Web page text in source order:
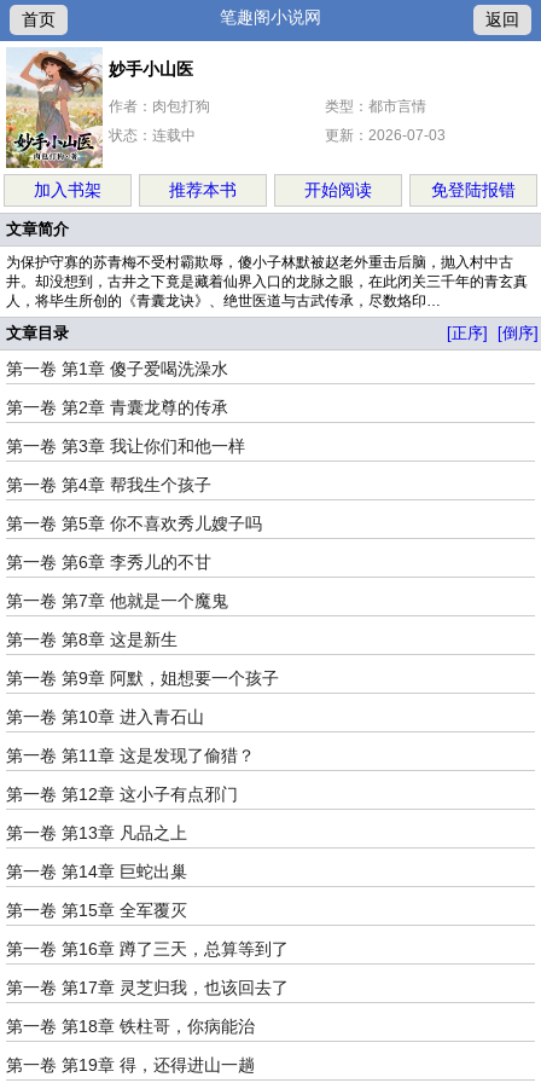
首页 笔趣阁小说网 返回
妙手小山医
作者：肉包打狗
类型：都市言情
状态：连载中
更新：2026-07-03
加入书架 推荐本书 开始阅读 免登陆报错
文章简介
为保护守寡的苏青梅不受村霸欺辱，傻小子林默被赵老外重击后脑，抛入村中古
井。却没想到，古井之下竟是藏着仙界入口的龙脉之眼，在此闭关三千年的青玄真
人，将毕生所创的《青囊龙诀》、绝世医道与古武传承，尽数烙印…
文章目录 [正序] [倒序]
第一卷 第1章 傻子爱喝洗澡水
第一卷 第2章 青囊龙尊的传承
第一卷 第3章 我让你们和他一样
第一卷 第4章 帮我生个孩子
第一卷 第5章 你不喜欢秀儿嫂子吗
第一卷 第6章 李秀儿的不甘
第一卷 第7章 他就是一个魔鬼
第一卷 第8章 这是新生
第一卷 第9章 阿默，姐想要一个孩子
第一卷 第10章 进入青石山
第一卷 第11章 这是发现了偷猎？
第一卷 第12章 这小子有点邪门
第一卷 第13章 凡品之上
第一卷 第14章 巨蛇出巢
第一卷 第15章 全军覆灭
第一卷 第16章 蹲了三天，总算等到了
第一卷 第17章 灵芝归我，也该回去了
第一卷 第18章 铁柱哥，你病能治
第一卷 第19章 得，还得进山一趟